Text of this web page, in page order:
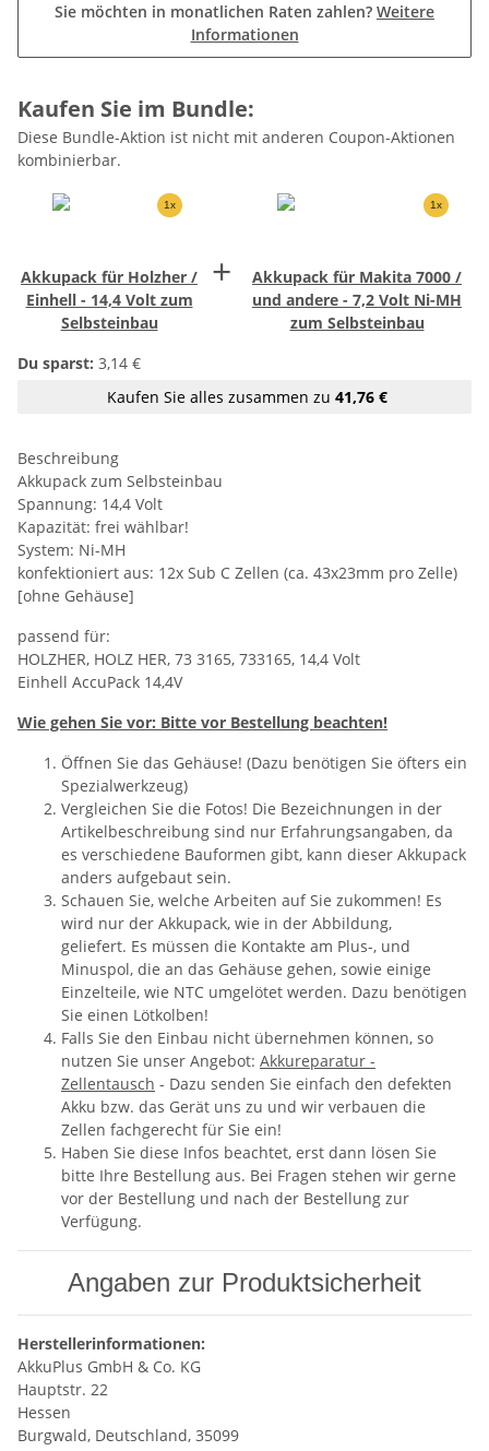
Sie möchten in monatlichen Raten zahlen? Weitere
Informationen
Kaufen Sie im Bundle:
Diese Bundle-Aktion ist nicht mit anderen Coupon-Aktionen
kombinierbar.
Akkupack für Holzher /
Einhell - 14,4 Volt zum
Selbsteinbau
1x
+
Akkupack für Makita 7000 /
und andere - 7,2 Volt Ni-MH
zum Selbsteinbau
1x
Du sparst: 3,14 €
Kaufen Sie alles zusammen zu 41,76 €
Beschreibung
Akkupack zum Selbsteinbau
Spannung: 14,4 Volt
Kapazität: frei wählbar!
System: Ni-MH
konfektioniert aus: 12x Sub C Zellen (ca. 43x23mm pro Zelle)
[ohne Gehäuse]
passend für:
HOLZHER, HOLZ HER, 73 3165, 733165, 14,4 Volt
Einhell AccuPack 14,4V
Wie gehen Sie vor: Bitte vor Bestellung beachten!
Öffnen Sie das Gehäuse! (Dazu benötigen Sie öfters ein
Spezialwerkzeug)
Vergleichen Sie die Fotos! Die Bezeichnungen in der
Artikelbeschreibung sind nur Erfahrungsangaben, da
es verschiedene Bauformen gibt, kann dieser Akkupack
anders aufgebaut sein.
Schauen Sie, welche Arbeiten auf Sie zukommen! Es
wird nur der Akkupack, wie in der Abbildung,
geliefert. Es müssen die Kontakte am Plus-, und
Minuspol, die an das Gehäuse gehen, sowie einige
Einzelteile, wie NTC umgelötet werden. Dazu benötigen
Sie einen Lötkolben!
Falls Sie den Einbau nicht übernehmen können, so
nutzen Sie unser Angebot: Akkureparatur -
Zellentausch - Dazu senden Sie einfach den defekten
Akku bzw. das Gerät uns zu und wir verbauen die
Zellen fachgerecht für Sie ein!
Haben Sie diese Infos beachtet, erst dann lösen Sie
bitte Ihre Bestellung aus. Bei Fragen stehen wir gerne
vor der Bestellung und nach der Bestellung zur
Verfügung.
Angaben zur Produktsicherheit
Herstellerinformationen:
AkkuPlus GmbH & Co. KG
Hauptstr. 22
Hessen
Burgwald, Deutschland, 35099